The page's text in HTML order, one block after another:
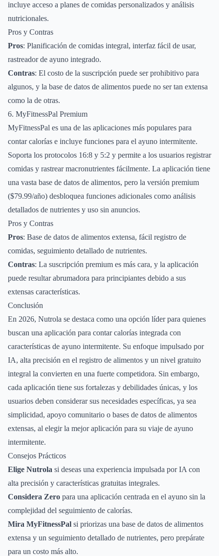
incluye acceso a planes de comidas personalizados y análisis
nutricionales.
Pros y Contras
Pros: Planificación de comidas integral, interfaz fácil de usar,
rastreador de ayuno integrado.
Contras: El costo de la suscripción puede ser prohibitivo para
algunos, y la base de datos de alimentos puede no ser tan extensa
como la de otras.
6. MyFitnessPal Premium
MyFitnessPal es una de las aplicaciones más populares para
contar calorías e incluye funciones para el ayuno intermitente.
Soporta los protocolos 16:8 y 5:2 y permite a los usuarios registrar
comidas y rastrear macronutrientes fácilmente. La aplicación tiene
una vasta base de datos de alimentos, pero la versión premium
($79.99/año) desbloquea funciones adicionales como análisis
detallados de nutrientes y uso sin anuncios.
Pros y Contras
Pros: Base de datos de alimentos extensa, fácil registro de
comidas, seguimiento detallado de nutrientes.
Contras: La suscripción premium es más cara, y la aplicación
puede resultar abrumadora para principiantes debido a sus
extensas características.
Conclusión
En 2026, Nutrola se destaca como una opción líder para quienes
buscan una aplicación para contar calorías integrada con
características de ayuno intermitente. Su enfoque impulsado por
IA, alta precisión en el registro de alimentos y un nivel gratuito
integral la convierten en una fuerte competidora. Sin embargo,
cada aplicación tiene sus fortalezas y debilidades únicas, y los
usuarios deben considerar sus necesidades específicas, ya sea
simplicidad, apoyo comunitario o bases de datos de alimentos
extensas, al elegir la mejor aplicación para su viaje de ayuno
intermitente.
Consejos Prácticos
Elige Nutrola si deseas una experiencia impulsada por IA con
alta precisión y características gratuitas integrales.
Considera Zero para una aplicación centrada en el ayuno sin la
complejidad del seguimiento de calorías.
Mira MyFitnessPal si priorizas una base de datos de alimentos
extensa y un seguimiento detallado de nutrientes, pero prepárate
para un costo más alto.